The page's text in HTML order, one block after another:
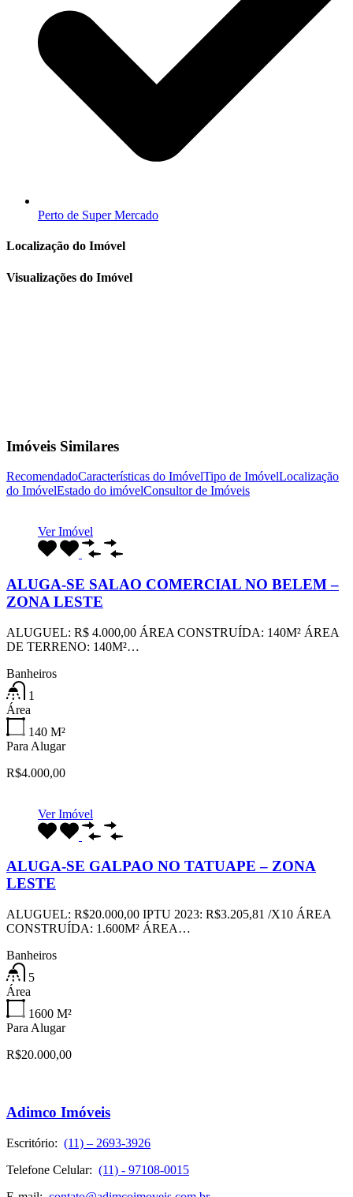
Perto de Super Mercado
Localização do Imóvel
Visualizações do Imóvel
Imóveis Similares
RecomendadoCaracterísticas do ImóvelTipo de ImóvelLocalização
do ImóvelEstado do imóvelConsultor de Imóveis
Ver Imóvel
ALUGA-SE SALAO COMERCIAL NO BELEM –
ZONA LESTE
ALUGUEL: R$ 4.000,00 ÁREA CONSTRUÍDA: 140M² ÁREA
DE TERRENO: 140M²…
Banheiros
1
Área
140 M²
Para Alugar
R$4.000,00
Ver Imóvel
ALUGA-SE GALPAO NO TATUAPE – ZONA
LESTE
ALUGUEL: R$20.000,00 IPTU 2023: R$3.205,81 /X10 ÁREA
CONSTRUÍDA: 1.600M² ÁREA…
Banheiros
5
Área
1600 M²
Para Alugar
R$20.000,00
Adimco Imóveis
Escritório: (11) – 2693-3926
Telefone Celular: (11) - 97108-0015